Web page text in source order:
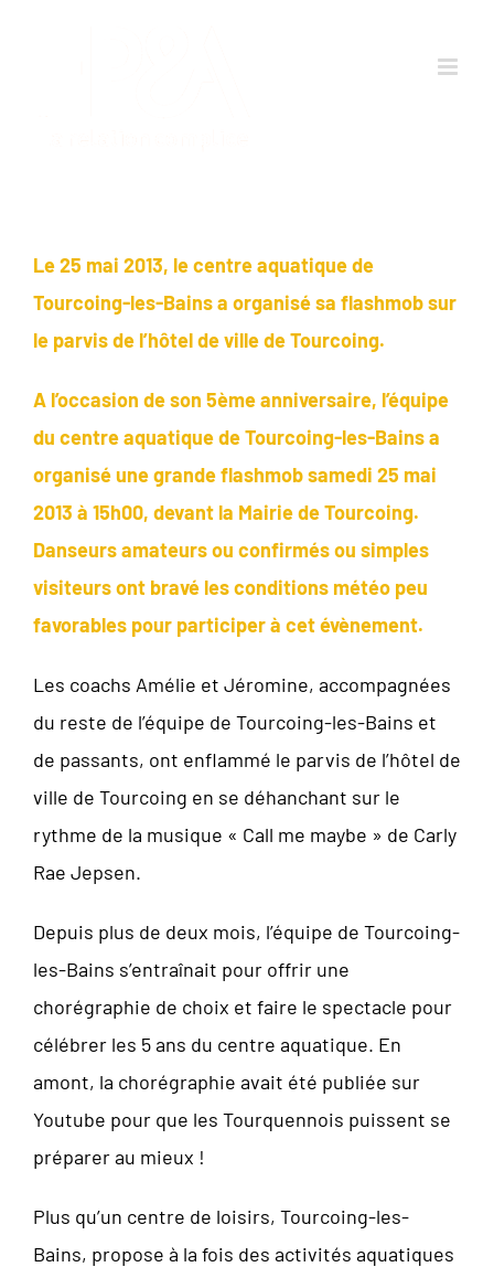
Le 25 mai 2013, le centre aquatique de
Tourcoing-les-Bains a organisé sa flashmob sur
le parvis de l’hôtel de ville de Tourcoing.
A l’occasion de son 5ème anniversaire, l’équipe
du centre aquatique de Tourcoing-les-Bains a
organisé une grande flashmob samedi 25 mai
2013 à 15h00, devant la Mairie de Tourcoing.
Danseurs amateurs ou confirmés ou simples
visiteurs ont bravé les conditions météo peu
favorables pour participer à cet évènement.
Les coachs Amélie et Jéromine, accompagnées
du reste de l’équipe de Tourcoing-les-Bains et
de passants, ont enflammé le parvis de l’hôtel de
ville de Tourcoing en se déhanchant sur le
rythme de la musique « Call me maybe » de Carly
Rae Jepsen.
Depuis plus de deux mois, l’équipe de Tourcoing-
les-Bains s’entraînait pour offrir une
chorégraphie de choix et faire le spectacle pour
célébrer les 5 ans du centre aquatique. En
amont, la chorégraphie avait été publiée sur
Youtube pour que les Tourquennois puissent se
préparer au mieux !
Plus qu’un centre de loisirs, Tourcoing-les-
Bains, propose à la fois des activités aquatiques